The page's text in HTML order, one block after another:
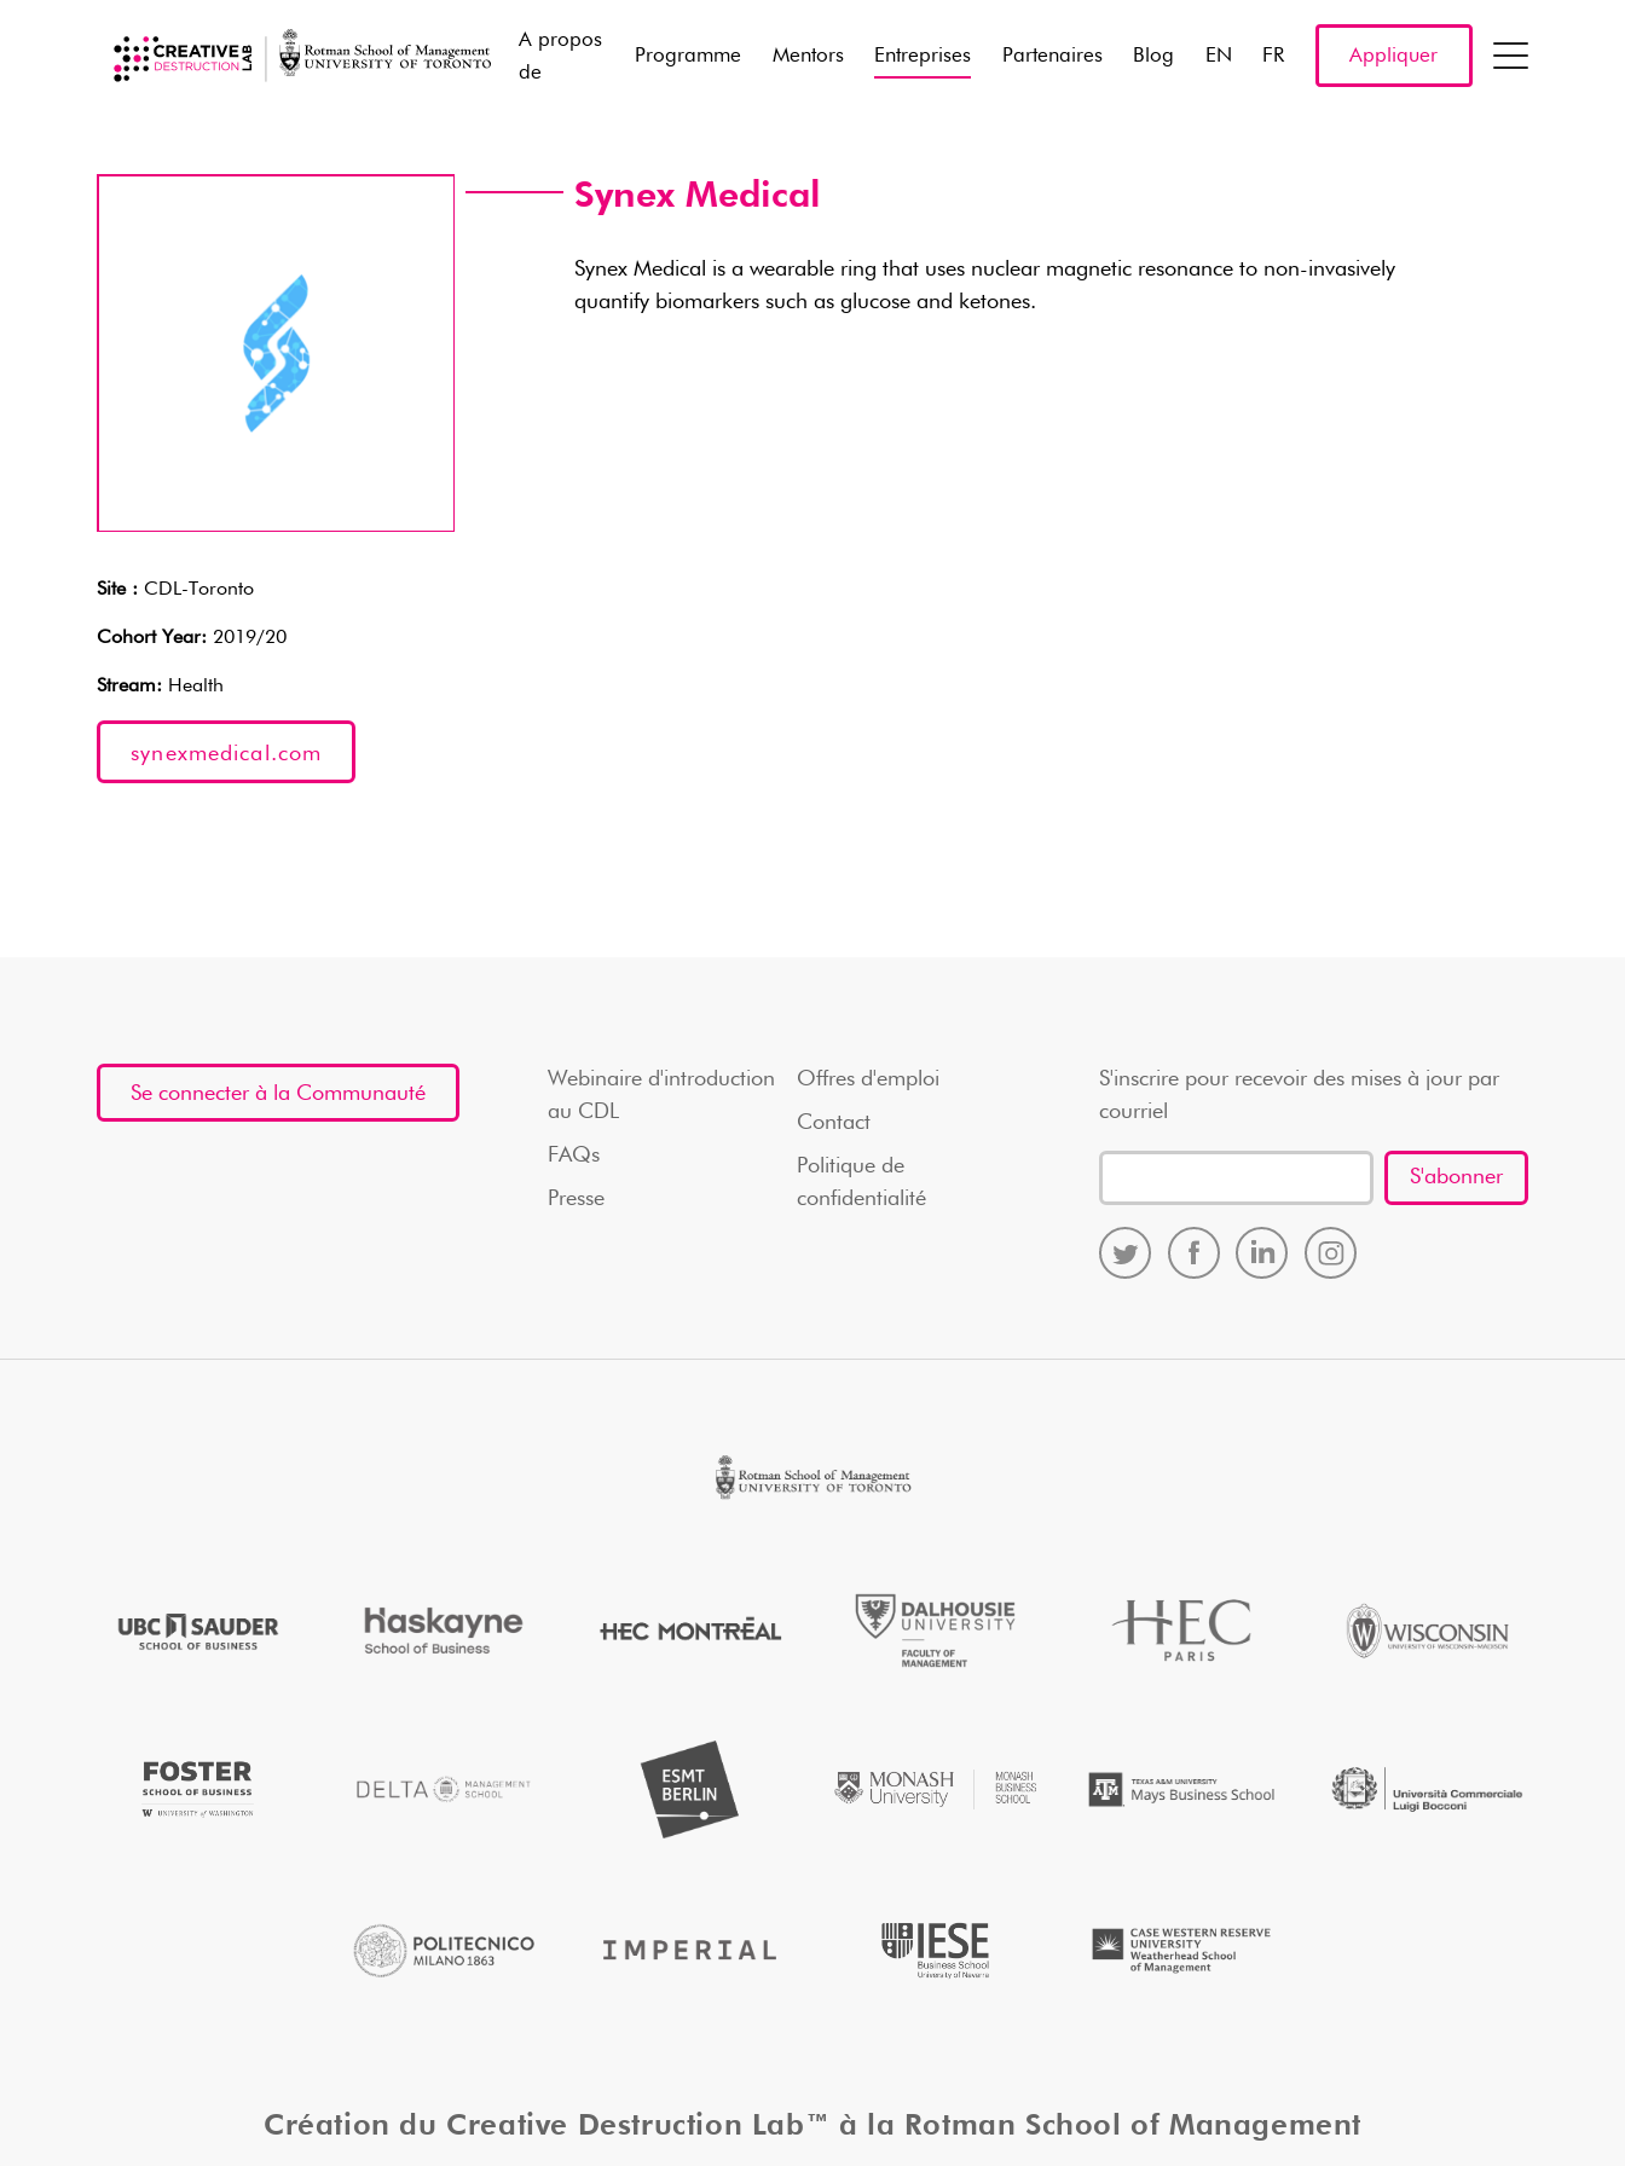
A propos
de
Programme Mentors Entreprises Partenaires Blog EN FR Appliquer
Site : CDL-Toronto
Cohort Year: 2019/20
Stream: Health
synexmedical.com
Synex Medical
Synex Medical is a wearable ring that uses nuclear magnetic resonance to non-invasively
quantify biomarkers such as glucose and ketones.
Se connecter à la Communauté
Webinaire d'introduction
au CDL
FAQs
Presse
Offres d'emploi
Contact
Politique de
confidentialité
S'inscrire pour recevoir des mises à jour par
courriel
Création du Creative Destruction Lab™ à la Rotman School of Management